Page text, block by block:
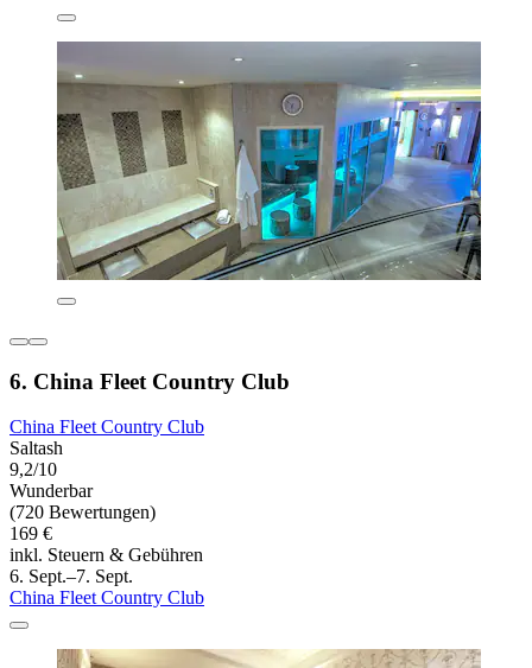
6. China Fleet Country Club
China Fleet Country Club
Saltash
9,2/10
Wunderbar
(720 Bewertungen)
169 €
inkl. Steuern & Gebühren
6. Sept.–7. Sept.
China Fleet Country Club